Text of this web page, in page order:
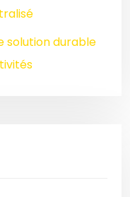
solution durable